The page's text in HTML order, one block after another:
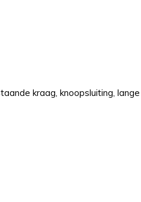
kraag, knoopsluiting,